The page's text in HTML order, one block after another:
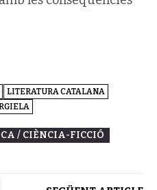
LITERATURA CATALANA
/ CIÈNCIA-FICCIÓ